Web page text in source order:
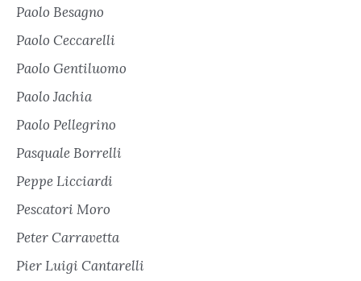
Paolo Besagno
Paolo Ceccarelli
Paolo Gentiluomo
Paolo Jachia
Paolo Pellegrino
Pasquale Borrelli
Peppe Licciardi
Pescatori Moro
Peter Carravetta
Pier Luigi Cantarelli